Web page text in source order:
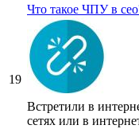
19
Что такое ЧПУ в
Встретили в
сетях или в